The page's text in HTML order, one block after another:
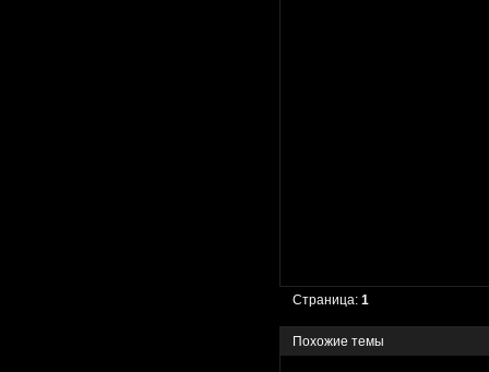
Страница:1
Похожие темы